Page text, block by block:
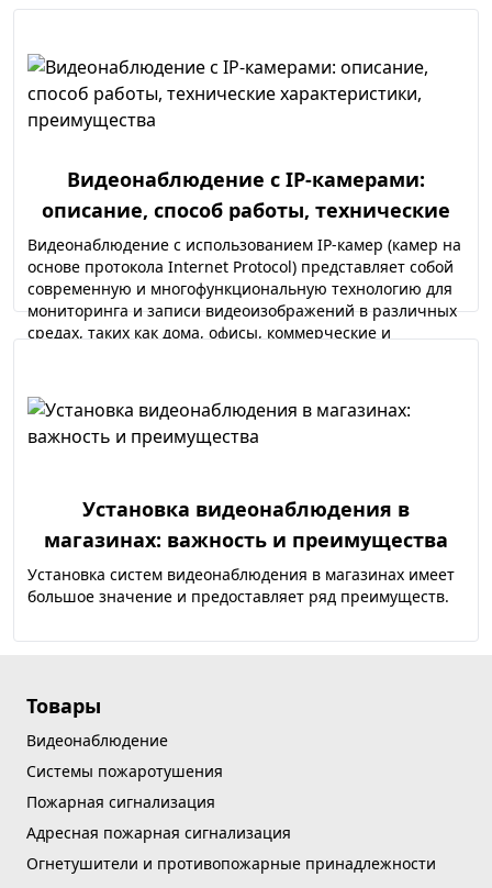
Видеонаблюдение с IP-камерами:
описание, способ работы, технические
характеристики, преимущества
Видеонаблюдение с использованием IP-камер (камер на
основе протокола Internet Protocol) представляет собой
современную и многофункциональную технологию для
мониторинга и записи видеоизображений в различных
средах, таких как дома, офисы, коммерческие и
Установка видеонаблюдения в
магазинах: важность и преимущества
Установка систем видеонаблюдения в магазинах имеет
большое значение и предоставляет ряд преимуществ.
Товары
Видеонаблюдение
Системы пожаротушения
Пожарная сигнализация
Адресная пожарная сигнализация
Огнетушители и противопожарные принадлежности